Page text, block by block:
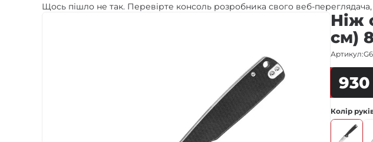
Мультитули
Щось пішло не так. Перевірте консоль розробника свого веб-
Ніж
см)
Артикул:
930
Колір